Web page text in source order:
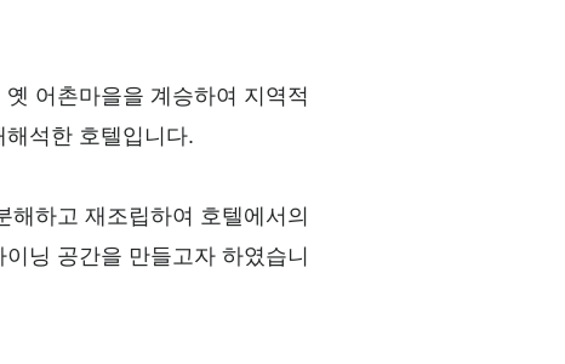
어촌마을을 계승하여 지역적
석한 호텔입니다.
해하고 재조립하여 호텔에서의
닝 공간을 만들고자 하였습니